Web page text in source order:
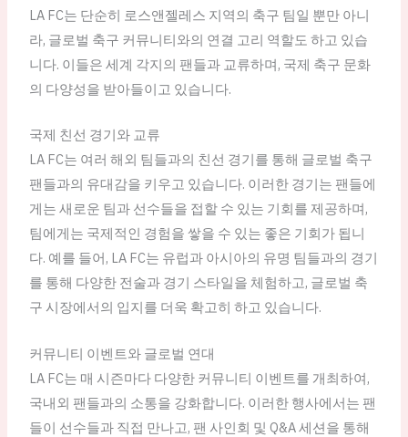
LA FC는 단순히 로스앤젤레스 지역의 축구 팀일 뿐만 아니
라, 글로벌 축구 커뮤니티와의 연결 고리 역할도 하고 있습
니다. 이들은 세계 각지의 팬들과 교류하며, 국제 축구 문화
의 다양성을 받아들이고 있습니다.
국제 친선 경기와 교류
LA FC는 여러 해외 팀들과의 친선 경기를 통해 글로벌 축구
팬들과의 유대감을 키우고 있습니다. 이러한 경기는 팬들에
게는 새로운 팀과 선수들을 접할 수 있는 기회를 제공하며,
팀에게는 국제적인 경험을 쌓을 수 있는 좋은 기회가 됩니
다. 예를 들어, LA FC는 유럽과 아시아의 유명 팀들과의 경기
를 통해 다양한 전술과 경기 스타일을 체험하고, 글로벌 축
구 시장에서의 입지를 더욱 확고히 하고 있습니다.
커뮤니티 이벤트와 글로벌 연대
LA FC는 매 시즌마다 다양한 커뮤니티 이벤트를 개최하여,
국내외 팬들과의 소통을 강화합니다. 이러한 행사에서는 팬
들이 선수들과 직접 만나고, 팬 사인회 및 Q&A 세션을 통해